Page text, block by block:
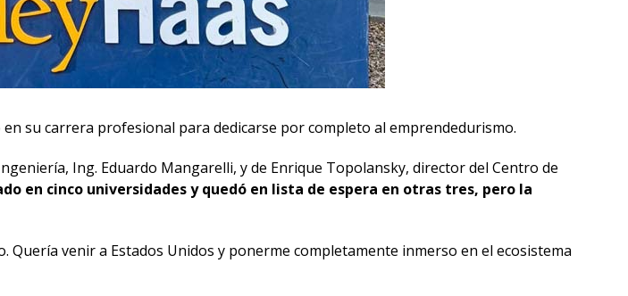
su carrera profesional para dedicarse por completo al emprendedurismo.
Ing. Eduardo Mangarelli, y de Enrique Topolansky, director del Centro de
en cinco universidades y quedó en lista de espera en otras tres, pero la
venir a Estados Unidos y ponerme completamente inmerso en el ecosistema